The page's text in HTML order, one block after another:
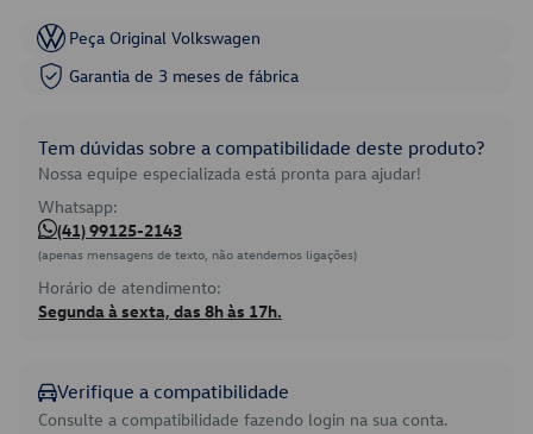
Peça Original Volkswagen
Garantia de 3 meses de fábrica
Tem dúvidas sobre a compatibilidade deste produto?
Nossa equipe especializada está pronta para ajudar!
Whatsapp:
(41) 99125-2143
(apenas mensagens de texto, não atendemos ligações)
Horário de atendimento:
Segunda à sexta, das 8h às 17h.
Verifique a compatibilidade
Consulte a compatibilidade fazendo login na sua conta.